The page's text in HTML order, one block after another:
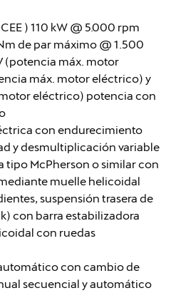
) 110 kW @ 5.000 rpm
de par máximo @ 1.500
(potencia máx. motor
máx. motor eléctrico) y
eléctrico) potencia con
con endurecimiento
y desmultiplicación variable
tipo McPherson o similar con
muelle helicoidal
suspensión trasera de
con barra estabilizadora
con ruedas
con cambio de
secuencial y automático